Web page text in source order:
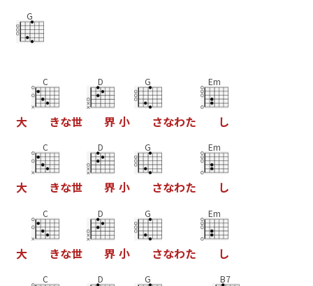
G
大
C
きな世
D
界 小
G
さなわた
Em
し
大
C
きな世
D
界 小
G
さなわた
Em
し
大
C
きな世
D
界 小
G
さなわた
Em
し
C D G B7